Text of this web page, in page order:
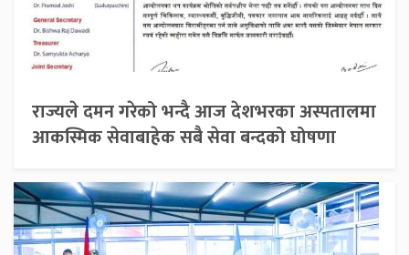
राज्यले दमन गरेको भन्दै आज देशभरका अस्पतालमा
आकस्मिक सेवाबाहेक सबै सेवा बन्दको घोषणा